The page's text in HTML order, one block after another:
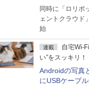
エージェント
同時に「ロリポ
ェントクラウド
始
連載
自宅Wi-
い”をスッキリ！
Androidの写真
にUSBケーブ